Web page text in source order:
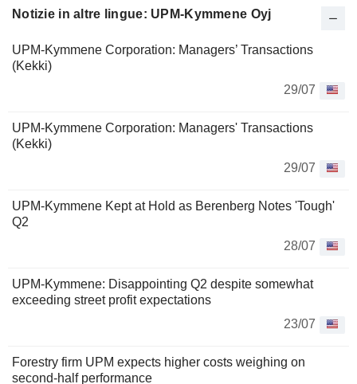
Notizie in altre lingue: UPM-Kymmene Oyj
UPM-Kymmene Corporation: Managers’ Transactions
(Kekki)
29/07
UPM-Kymmene Corporation: Managers' Transactions
(Kekki)
29/07
UPM-Kymmene Kept at Hold as Berenberg Notes 'Tough'
Q2
28/07
UPM-Kymmene: Disappointing Q2 despite somewhat
exceeding street profit expectations
23/07
Forestry firm UPM expects higher costs weighing on
second-half performance